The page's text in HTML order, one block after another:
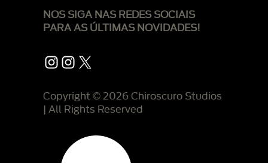
NOS SIGA NAS REDES SOCIAIS
PARA AS ÚLTIMAS NOVIDADES!
Instagram
Instagram
X
Copyright © 2026 Chiroscuro Studios
| All Rights Reserved